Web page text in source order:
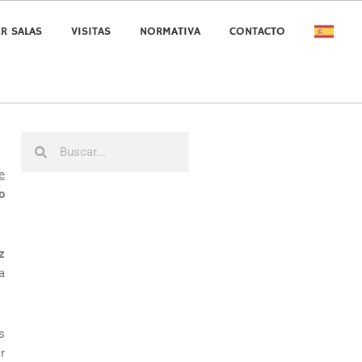
SALAS VISITAS NORMATIVA CONTACTO